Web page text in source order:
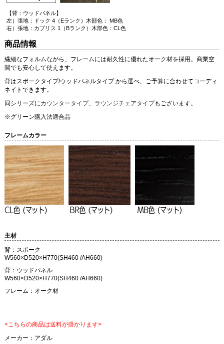
【背：ウッドパネル】
左）張地：ドック 4（Eランク）木部色： MB色
右）張地：カプリス 1（Bランク）木部色：CL色
商品情報
繊細なフォルムながら、フレームには耐久性に優れたオーク材を採用。商業空
間でも安心して使えます。
背はスポークタイプ/ウッドパネルタイプ から選べ、ご予算に合わせてコーディ
ネイトできます。
同シリーズにカウンタータイプ、 ラウンジチェアタイプもございます。
※グリーン購入法適合品
フレームカラー
主材
背：スポーク
W560×D520×H770(SH460 /AH660)
背：ウッドパネル
W560×D520×H770(SH460 /AH660)
フレーム：オーク材
<こちらの商品は送料が掛かります>
メーカー： アダル